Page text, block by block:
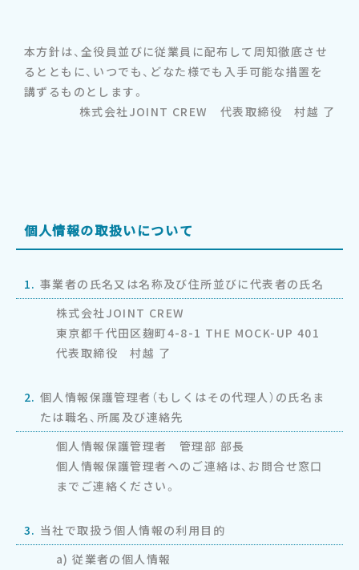
本方針は、全役員並びに従業員に配布して周知徹底させ
るとともに、いつでも、どなた様でも入手可能な措置を
講ずるものとします。
株式会社JOINT CREW 代表取締役 村越 了
個人情報の取扱いについて
1. 事業者の氏名又は名称及び住所並びに代表者の氏名
株式会社JOINT CREW
東京都千代田区麹町4-8-1 THE MOCK-UP 401
代表取締役 村越 了
2. 個人情報保護管理者（もしくはその代理人）の氏名ま
たは職名、所属及び連絡先
個人情報保護管理者 管理部 部長
個人情報保護管理者へのご連絡は、お問合せ窓口
までご連絡ください。
3. 当社で取扱う個人情報の利用目的
a) 従業者の個人情報